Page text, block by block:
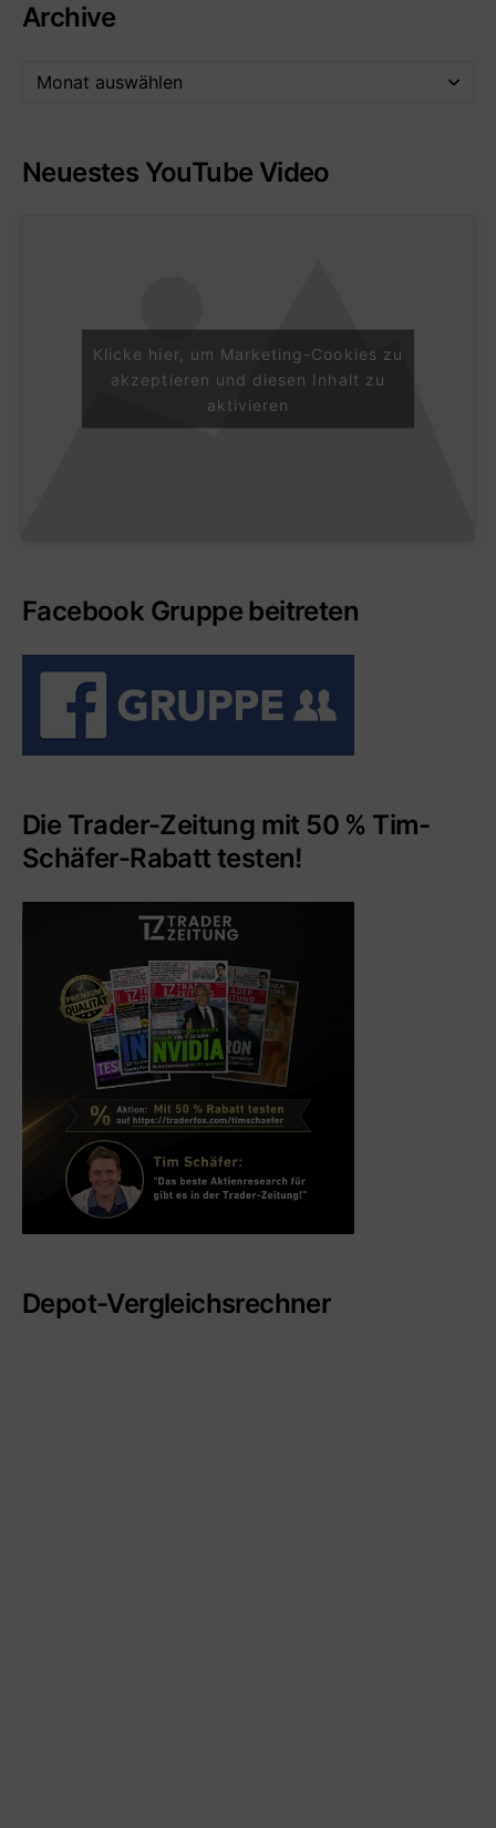
Archive
Neuestes YouTube Video
Klicke hier, um Marketing-Cookies zu
akzeptieren und diesen Inhalt zu
aktivieren
Facebook Gruppe beitreten
Die Trader-Zeitung mit 50 % Tim-
Schäfer-Rabatt testen!
Depot-Vergleichsrechner